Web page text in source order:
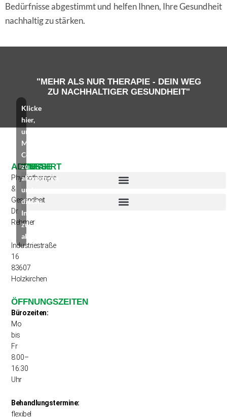
Bedürfnisse abgestimmt und helfen Ihnen, Ihre Gesundheit
nachhaltig zu stärken.
"MEHR ALS NUR THERAPIE - DEIN WEG
ZU NACHHALTIGER GESUNDHEIT"
ADRESSE
Physiotherapie
&
Gesundheit
Dr.
Rehmer
Industriestraße
16
83607
Holzkirchen
ÖFFNUNGSZEITEN
Bürozeiten:
Mo
bis
Fr
8:00–
16:30
Uhr
Behandlungstermine:
flexibel
ANFAHRT
Klicke
hier,
um
Marketing-
Cookies
zu
akzeptieren
und
diesen
Inhalt
zu
aktivieren
LINKS